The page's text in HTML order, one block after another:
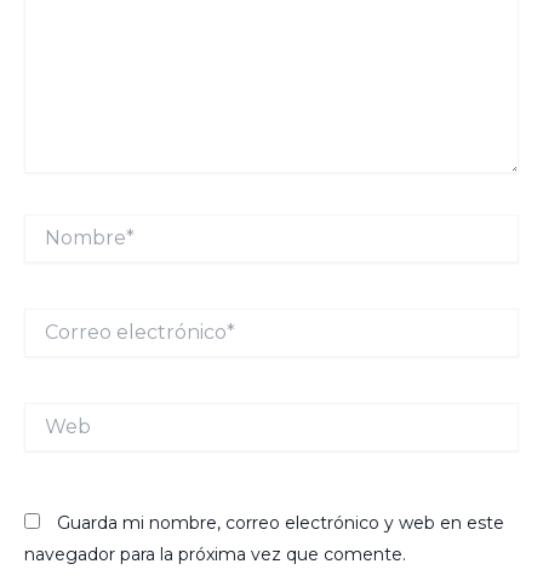
Nombre*
Correo
electrónico*
Web
Guarda mi nombre, correo electrónico y web en este
navegador para la próxima vez que comente.